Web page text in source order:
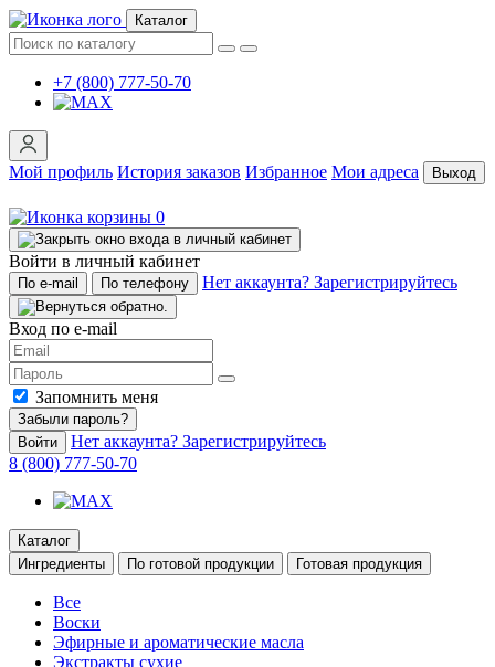
Каталог
+7 (800) 777-50-70
Мой профиль История заказов Избранное Мои адреса Выход
0
Войти в личный кабинет
По e-mail По телефону Нет аккаунта? Зарегистрируйтесь
Вход по e-mail
Запомнить меня
Забыли пароль?
Войти
Нет аккаунта? Зарегистрируйтесь
8 (800) 777-50-70
Каталог
Ингредиенты
По готовой продукции Готовая продукция
Все
Воски
Эфирные и ароматические масла
Экстракты сухие